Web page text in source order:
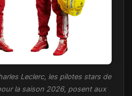
Leclerc, les pilotes stars de
la saison 2026, posent aux